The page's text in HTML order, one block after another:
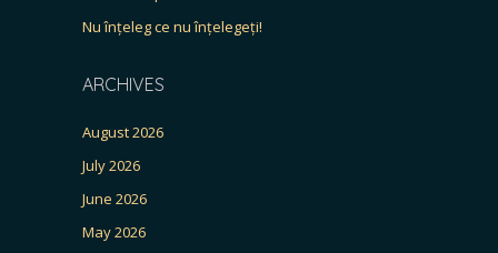
Nu înțeleg ce nu înțelegeți!
ARCHIVES
August 2026
July 2026
June 2026
May 2026